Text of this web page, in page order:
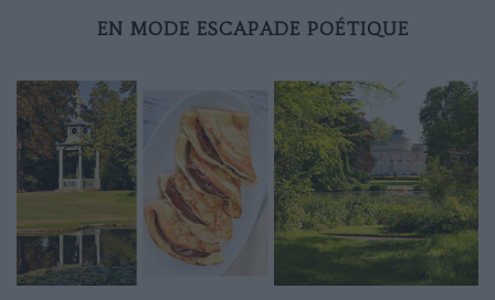
EN MODE ESCAPADE POÉTIQUE